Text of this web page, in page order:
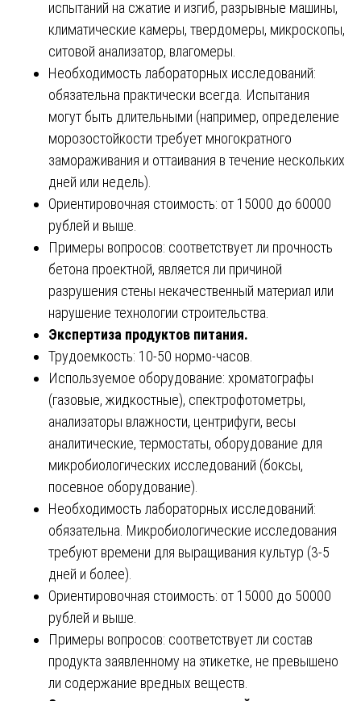
испытаний на сжатие и изгиб, разрывные машины,
климатические камеры, твердомеры, микроскопы,
ситовой анализатор, влагомеры.
Необходимость лабораторных исследований:
обязательна практически всегда. Испытания
могут быть длительными (например, определение
морозостойкости требует многократного
замораживания и оттаивания в течение нескольких
дней или недель).
Ориентировочная стоимость: от 15000 до 60000
рублей и выше.
Примеры вопросов: соответствует ли прочность
бетона проектной, является ли причиной
разрушения стены некачественный материал или
нарушение технологии строительства.
Экспертиза продуктов питания.
Трудоемкость: 10-50 нормо-часов.
Используемое оборудование: хроматографы
(газовые, жидкостные), спектрофотометры,
анализаторы влажности, центрифуги, весы
аналитические, термостаты, оборудование для
микробиологических исследований (боксы,
посевное оборудование).
Необходимость лабораторных исследований:
обязательна. Микробиологические исследования
требуют времени для выращивания культур (3-5
дней и более).
Ориентировочная стоимость: от 15000 до 50000
рублей и выше.
Примеры вопросов: соответствует ли состав
продукта заявленному на этикетке, не превышено
ли содержание вредных веществ.